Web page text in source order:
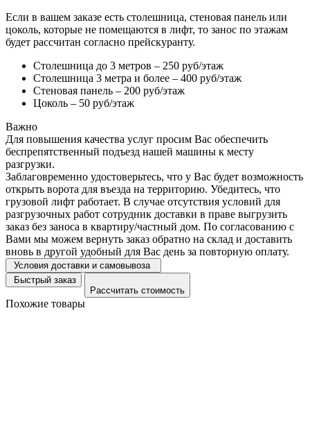
Если в вашем заказе есть столешница, стеновая панель или
цоколь, которые не помещаются в лифт, то занос по этажам
будет рассчитан согласно прейскуранту.
Столешница до 3 метров – 250 руб/этаж
Столешница 3 метра и более – 400 руб/этаж
Стеновая панель – 200 руб/этаж
Цоколь – 50 руб/этаж
Важно
Для повышения качества услуг просим Вас обеспечить
беспрепятственный подъезд нашей машины к месту
разгрузки.
Заблаговременно удостоверьтесь, что у Вас будет возможность
открыть ворота для въезда на территорию. Убедитесь, что
грузовой лифт работает. В случае отсутствия условий для
разгрузочных работ сотрудник доставки в праве выгрузить
заказ без заноса в квартиру/частный дом. По согласованию с
Вами мы можем вернуть заказ обратно на склад и доставить
вновь в другой удобный для Вас день за повторную оплату.
Условия доставки и самовывоза
Быстрый заказ
Рассчитать стоимость
Похожие товары